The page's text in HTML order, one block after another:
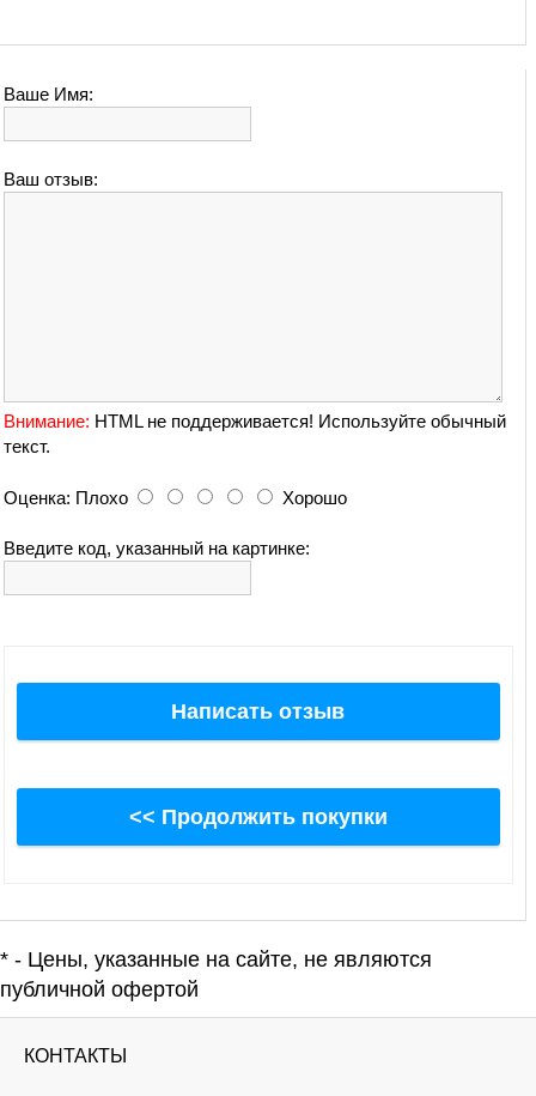
Ваше Имя:
Ваш отзыв:
Внимание: HTML не поддерживается! Используйте обычный
текст.
Оценка: Плохо Хорошо
Введите код, указанный на картинке:
Написать отзыв
<< Продолжить покупки
* - Цены, указанные на сайте, не являются
публичной офертой
КОНТАКТЫ